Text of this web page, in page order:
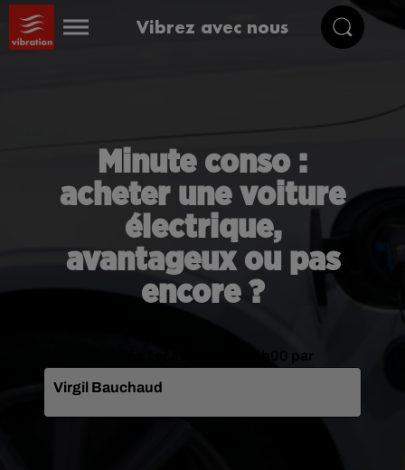
Vibrez avec nous
Minute conso :
acheter une voiture
électrique,
avantageux ou pas
encore ?
Publié : 1er avril 2025 à 6h00 par
Virgil Bauchaud